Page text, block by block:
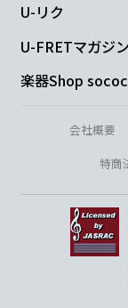
U-リク
U-FRETマガジン
楽器Shop
会社概要
特商